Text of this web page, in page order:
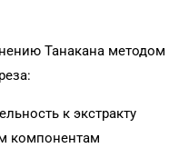
Танакана методом
к экстракту
компонентам